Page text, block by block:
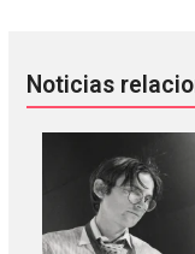
Noticias